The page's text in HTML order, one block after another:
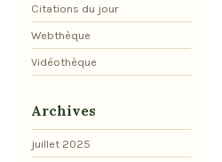
Citations du jour
Webthèque
Vidéothèque
Archives
juillet 2025